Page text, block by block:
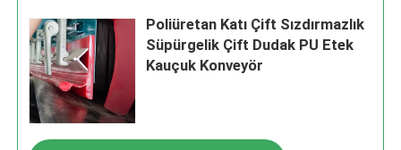
Poliüretan Katı Çift Sızdırmazlık
Süpürgelik Çift Dudak PU Etek
Kauçuk Konveyör